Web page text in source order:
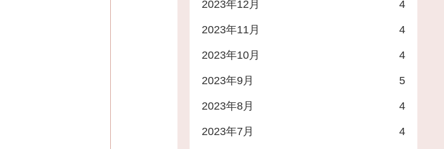
2023年12月 4
2023年11月 4
2023年10月 4
2023年9月 5
2023年8月 4
2023年7月 4